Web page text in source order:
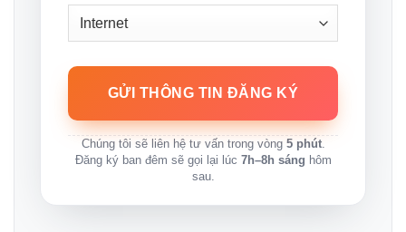
Chúng tôi sẽ liên hệ tư vấn trong vòng 5 phút.
Đăng ký ban đêm sẽ gọi lại lúc 7h–8h sáng hôm
sau.